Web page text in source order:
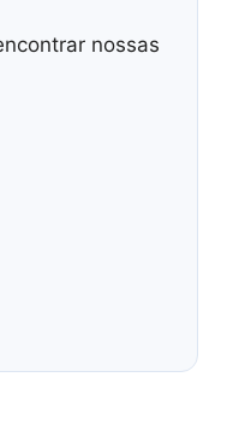
nossas